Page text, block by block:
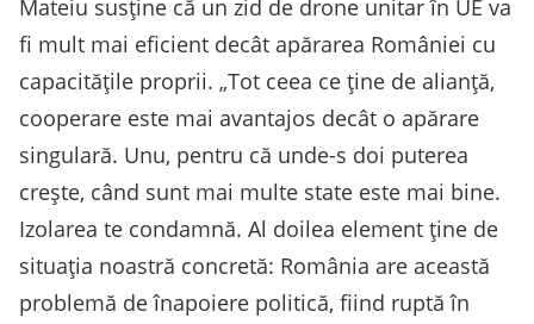
Mateiu susține că un zid de drone unitar în UE va
fi mult mai eficient decât apărarea României cu
capacitățile proprii. „Tot ceea ce ține de alianță,
cooperare este mai avantajos decât o apărare
singulară. Unu, pentru că unde-s doi puterea
crește, când sunt mai multe state este mai bine.
Izolarea te condamnă. Al doilea element ține de
situația noastră concretă: România are această
problemă de înapoiere politică, fiind ruptă în